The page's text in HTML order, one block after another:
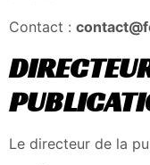
Contact :
Le directeur de la